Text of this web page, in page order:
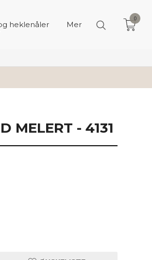
heklenåler Mer
0
MELERT - 4131